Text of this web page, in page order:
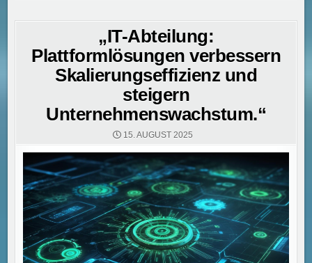
„IT-Abteilung:
Plattformlösungen verbessern
Skalierungseffizienz und
steigern
Unternehmenswachstum.“
15. AUGUST 2025